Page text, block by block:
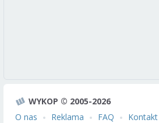
WYKOP © 2005-2026
O nas
Reklama FAQ Kontakt